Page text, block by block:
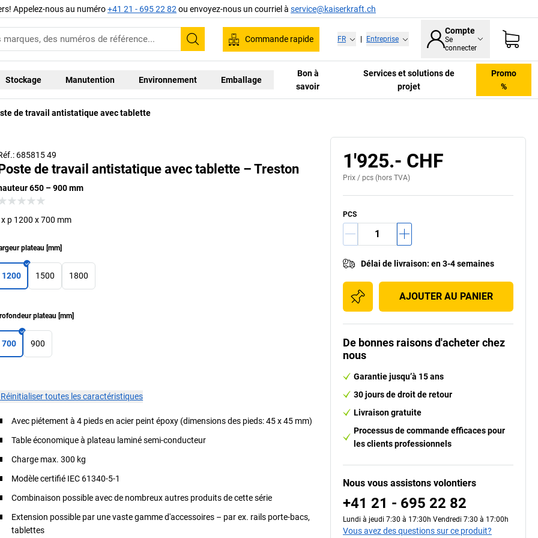
Appelez-nous au numéro+41 21 - 695 22 82 ou envoyez-nous un courriel à service@kaiserkraft.ch
Recherche
Commande rapide FR Entreprise
Compte
Se
connecter
Stockage Manutention Environnement Emballage
Bon à
savoir
Services et solutions de
projet
Promo
%
de travail antistatique avec tablette
685815 49
de travail antistatique avec tablette – Treston
650 – 900 mm
x p 1200 x 700 mm
plateau [mm]
1200 1500 1800
plateau [mm]
700 900
Réinitialiser toutes les caractéristiques
Avec piétement à 4 pieds en acier peint époxy (dimensions des pieds: 45 x 45 mm)
Table économique à plateau laminé semi-conducteur
Charge max. 300 kg
Modèle certifié IEC 61340-5-1
Combinaison possible avec de nombreux autres produits de cette série
Extension possible par une vaste gamme d'accessoires – par ex. rails porte-bacs,
tablettes
1'925.- CHF
Prix / pcs (hors TVA)
PCS
Délai de livraison: en 3-4 semaines
AJOUTER AU PANIER
De bonnes raisons d'acheter chez
nous
Garantie jusqu’à 15 ans
30 jours de droit de retour
Livraison gratuite
Processus de commande efficaces pour
les clients professionnels
Nous vous assistons volontiers
+41 21 - 695 22 82
Lundi à jeudi 7:30 à 17:30h Vendredi 7:30 à 17:00h
Vous avez des questions sur ce produit?